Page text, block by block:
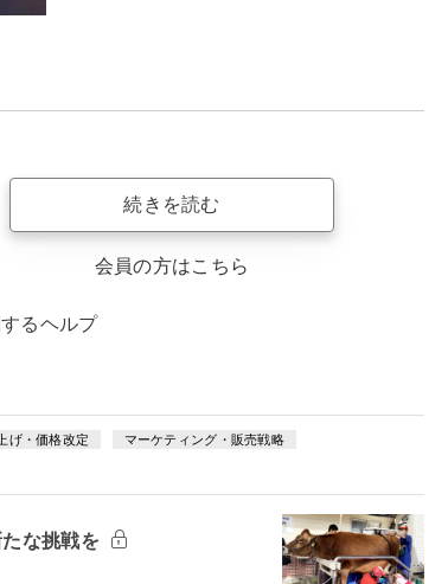
続きを読む
会員の方はこちら
るヘルプ
げ・価格改定 マーケティング・販売戦略
な挑戦を